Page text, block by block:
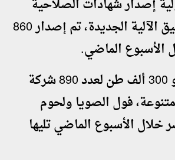
إصدار شهادات الصلاحية
للتصدير مع بداية العام الميلادي الجديد 2025 وتطبيق الآلية الجديدة، تم إصدار 860
الأسبوع الماضي.
وبلغ عدد الرسائل الغذائية الواردة 2100 رسالة بنحو 300 ألف طن لعدد 890 شركة
قمح، زيوت متنوعة، فول الصويا ولحوم
خلال الأسبوع الماضي تليها